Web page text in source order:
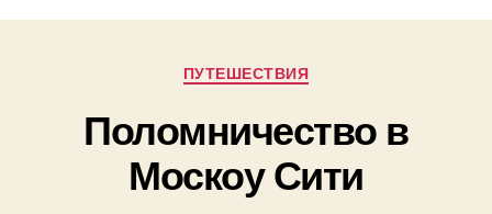
Рубрики
ПУТЕШЕСТВИЯ
Поломничество в
Москоу Сити